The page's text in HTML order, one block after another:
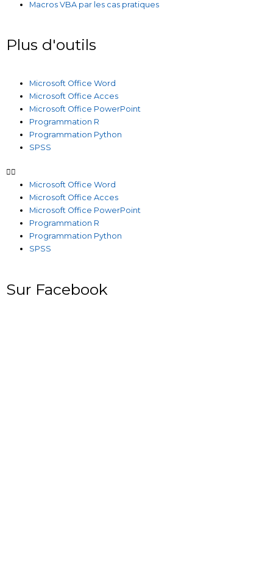
Macros VBA par les cas pratiques
Plus d'outils
Microsoft Office Word
Microsoft Office Acces
Microsoft Office PowerPoint
Programmation R
Programmation Python
SPSS
Microsoft Office Word
Microsoft Office Acces
Microsoft Office PowerPoint
Programmation R
Programmation Python
SPSS
Sur Facebook